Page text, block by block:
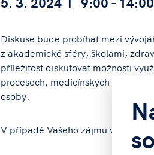
Diskuse bude probíhat mezi
z akademické sféry, školami,
příležitost diskutovat možnosti
procesech, medicínských
osoby.
V případě Vašeho zájmu vyplňte